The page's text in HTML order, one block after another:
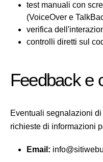
test manuali con
(VoiceOver e
verifica
controlli diretti sul
Feedback e
Eventuali segnalazioni
richieste di informazioni
Email: